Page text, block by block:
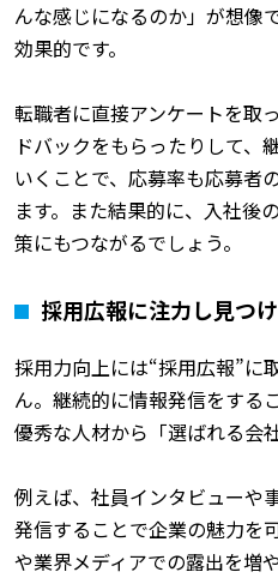
んな感じになるのか」が想像
効果的です。
転職者に直接アンケートを取
ドバックをもらったりして、
いくことで、応募率も応募者
ます。また結果的に、入社後
策にもつながるでしょう。
採用広報に注力し見つ
採用力向上には“採用広報”に
ん。継続的に情報発信をする
優秀な人材から「選ばれる会
例えば、社員インタビューや
発信することで企業の魅力を
や業界メディアでの露出を増